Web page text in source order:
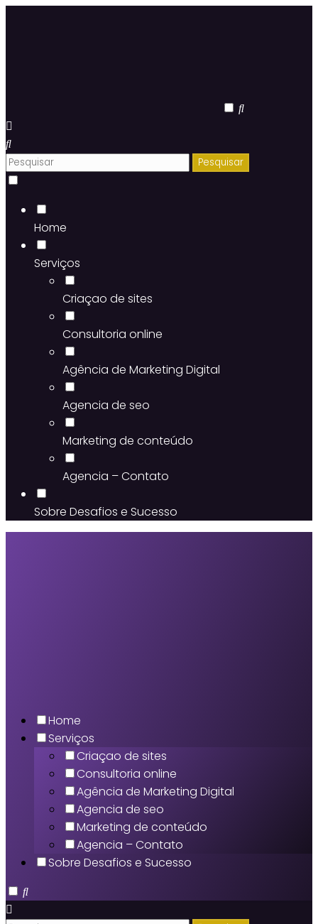
Home
Serviços
Criaçao de sites
Consultoria online
Agência de Marketing Digital
Agencia de seo
Marketing de conteúdo
Agencia – Contato
Sobre Desafios e Sucesso
Home
Serviços
Criaçao de sites
Consultoria online
Agência de Marketing Digital
Agencia de seo
Marketing de conteúdo
Agencia – Contato
Sobre Desafios e Sucesso